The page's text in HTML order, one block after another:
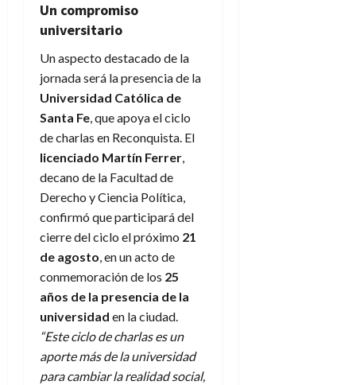
Un compromiso
universitario
Un aspecto destacado de la
jornada será la presencia de la
Universidad Católica de
Santa Fe, que apoya el ciclo
de charlas en Reconquista. El
licenciado Martín Ferrer,
decano de la Facultad de
Derecho y Ciencia Política,
confirmó que participará del
cierre del ciclo el próximo 21
de agosto, en un acto de
conmemoración de los 25
años de la presencia de la
universidad en la ciudad.
“Este ciclo de charlas es un
aporte más de la universidad
para cambiar la realidad social,